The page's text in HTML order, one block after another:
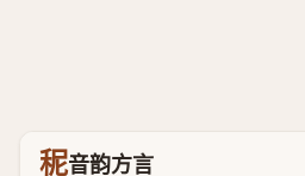
秜音韵方言